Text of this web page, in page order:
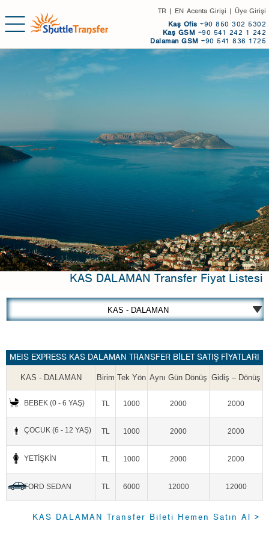
Acenta Girişi | Üye Girişi
TR | EN
Kaş Ofis +90 850 302 5302
Kaş GSM +90 541 242 1 242
Dalaman GSM +90 541 836 1725
KAS DALAMAN Transfer Fiyat Listesi
MEIS EXPRESS KAS DALAMAN TRANSFER BİLET SATIŞ FİYATLARI
KAS - DALAMAN Birim Tek Yön Aynı Gün Dönüş Gidiş – Dönüş
BEBEK (0 - 6 YAŞ) TL 1000 2000 2000
ÇOCUK (6 - 12 YAŞ) TL 1000 2000 2000
YETİŞKİN TL 1000 2000 2000
FORD SEDAN TL 6000 12000 12000
KAS DALAMAN Transfer Bileti Hemen Satın Al >